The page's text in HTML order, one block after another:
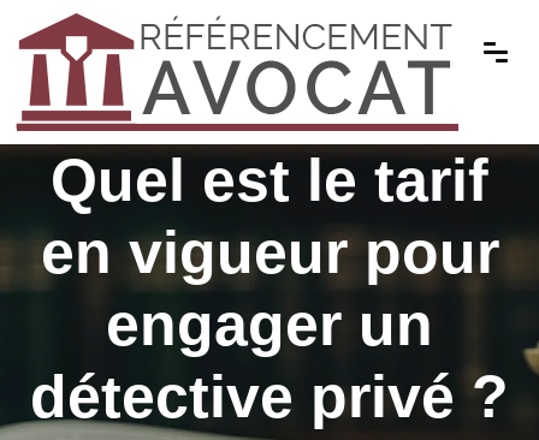
Quel est le tarif
en vigueur pour
engager un
détective privé ?